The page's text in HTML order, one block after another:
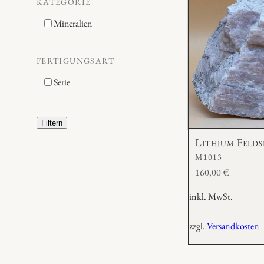
Mineralien
FERTIGUNGSART
Serie
Filtern
Lithium
M1013
160,00€
inkl. MwSt.
zzgl.Versandkosten